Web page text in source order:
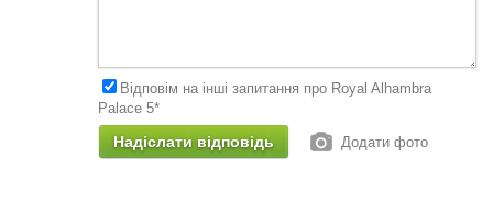
Відповім на інші запитання про Royal Alhambra
Palace 5*
Додати фото